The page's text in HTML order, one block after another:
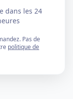
dans les 24
Pas de
politique de